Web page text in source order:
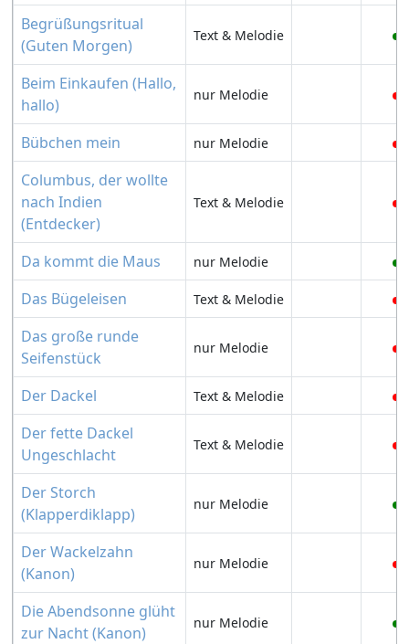
Begrüßungsritual
(Guten Morgen)
Text & Melodie
Beim Einkaufen (Hallo,
hallo)
nur Melodie
Bübchen mein nur Melodie
Columbus, der wollte
nach Indien
(Entdecker)
Text & Melodie
Da kommt die Maus nur Melodie
Das Bügeleisen Text & Melodie
Das große runde
Seifenstück
nur Melodie
Der Dackel Text & Melodie
Der fette Dackel
Ungeschlacht
Text & Melodie
Der Storch
(Klapperdiklapp)
nur Melodie
Der Wackelzahn
(Kanon)
nur Melodie
Die Abendsonne glüht
zur Nacht (Kanon)
nur Melodie